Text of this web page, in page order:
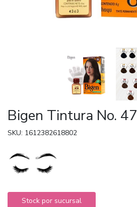
Bigen Tintura No. 47
SKU: 1612382618802
Stock por sucursal